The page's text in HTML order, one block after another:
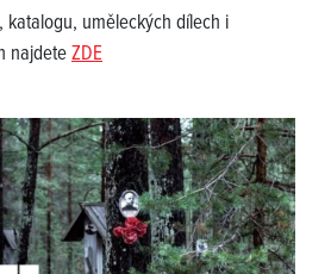
katalogu, uměleckých dílech i
najdeteZDE